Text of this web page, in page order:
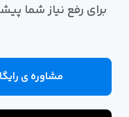
برای رفع نیاز شما
مشاوره ی